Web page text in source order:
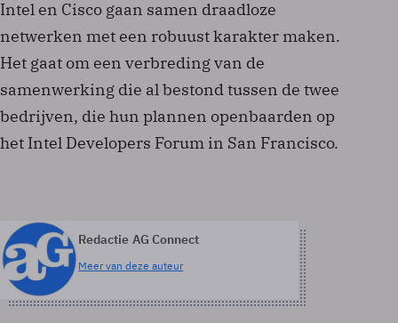
Intel en Cisco gaan samen draadloze
netwerken met een robuust karakter maken.
Het gaat om een verbreding van de
samenwerking die al bestond tussen de twee
bedrijven, die hun plannen openbaarden op
het Intel Developers Forum in San Francisco.
Redactie AG Connect
Meer van deze auteur